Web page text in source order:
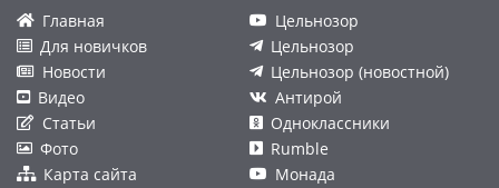
Главная
Для новичков
Новости
Видео
Статьи
Фото
Карта сайта
Цельнозор
Цельнозор
Цельнозор (новостной)
Антирой
Одноклассники
Rumble
Монада